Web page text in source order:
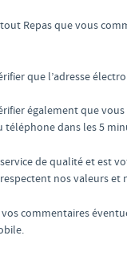
Repas que vous
que l’adresse
également que
dans les 5
de qualité et est
nos valeurs
commentaires